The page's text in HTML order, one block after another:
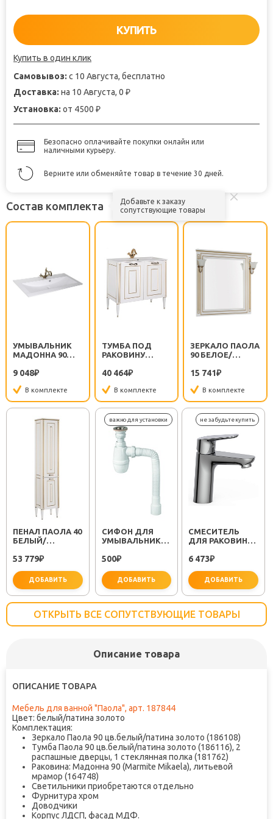
КУПИТЬ
Купить в один клик
Самовывоз: с 10 Августа, бесплатно
Доставка: на 10 Августа, 0 ₽
Установка: от 4500 ₽
Безопасно оплачивайте покупки онлайн или
наличными курьеру.
Верните или обменяйте товар в течение 30 дней.
Состав комплекта
Добавьте к заказу
сопутствующие товары
УМЫВАЛЬНИК
МАДОННА 90
9 048₽
В комплекте
ТУМБА ПОД
РАКОВИНУ
БЕЛЫЙ/
40 464₽
В комплекте
ЗЕРКАЛО ПАОЛА
90 БЕЛОЕ/
ЗОЛОТО
15 741₽
В комплекте
ПЕНАЛ ПАОЛА 40
БЕЛЫЙ/
53 779₽
ДОБАВИТЬ
важно для установки
СИФОН ДЛЯ
УМЫВАЛЬНИКА
(30718050)
500₽
ДОБАВИТЬ
СМЕСИТЕЛЬ
ДЛЯ РАКОВИНЫ
TOK-SEM-1011
6 473₽
ДОБАВИТЬ
ОТКРЫТЬ ВСЕ СОПУТСТВУЮЩИЕ ТОВАРЫ
Описание товара
ОПИСАНИЕ ТОВАРА
Мебель для ванной "Паола", арт. 187844
Цвет: белый/патина золото
Комплектация:
Зеркало Паола 90 цв.белый/патина золото (186108)
Тумба Паола 90 цв.белый/патина золото (186116), 2
распашные дверцы, 1 стеклянная полка (181762)
Раковина: Мадонна 90 (Marmite Mikaela), литьевой
мрамор (164748)
Светильники приобретаются отдельно
Фурнитура хром
Доводчики
Корпус ЛДСП, фасад МДФ.